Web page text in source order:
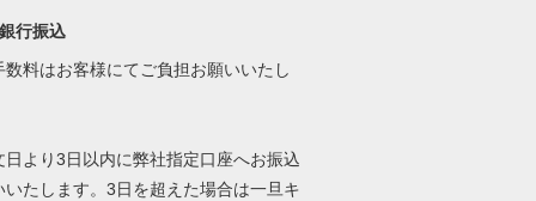
行振込
料はお客様にてご負担お願いいたし
より3日以内に弊社指定口座へお振込
いたします。3日を超えた場合は一旦キ